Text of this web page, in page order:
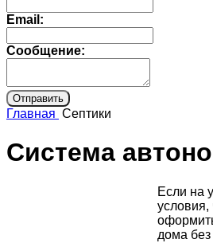
Email:
Сообщение:
Главная Септики
Система
Если на
условия,
дома